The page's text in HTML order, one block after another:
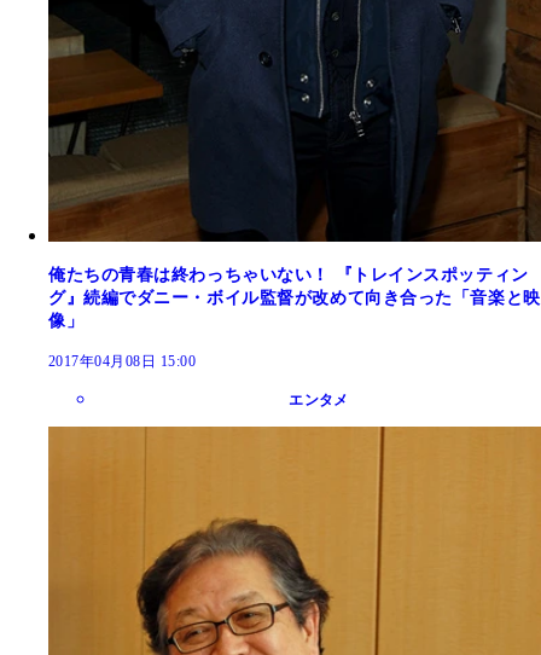
俺たちの青春は終わっちゃいない！ 『トレインスポッティン
グ』続編でダニー・ボイル監督が改めて向き合った「音楽と映
像」
2017年04月08日 15:00
エンタメ